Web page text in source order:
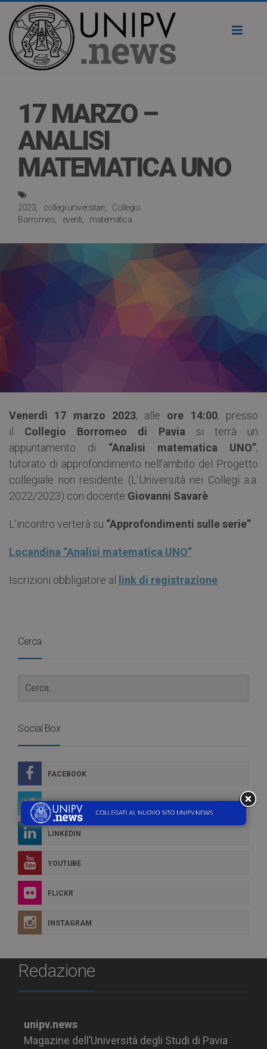
17 MARZO –
ANALISI
MATEMATICA UNO
2023 collegi universitari
Collegio
Borromeo
eventi matematica
Venerdì 17 marzo 2023, alle ore 14:00, presso
il Collegio Borromeo di Pavia si terrà un
appuntamento di “Analisi matematica UNO”,
tutorato di approfondimento nell’ambito del Progetto
collegiale non residente (L’Università nei Collegi a.a.
2022/2023) con docente Giovanni Savarè
L’incontro verterà su “Approfondimenti sulle serie”
Locandina “Analisi matematica UNO”
Iscrizioni obbligatore al link di registrazione
Cerca
Social Box
FACEBOOK
TWITTER
LINKEDIN
YOUTUBE
FLICKR
INSTAGRAM
Redazione
unipv.news
Magazine dell’Università degli Studi di Pavia